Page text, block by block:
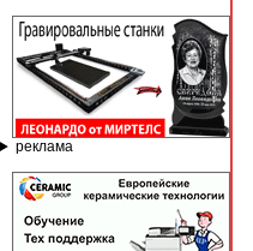
реклама